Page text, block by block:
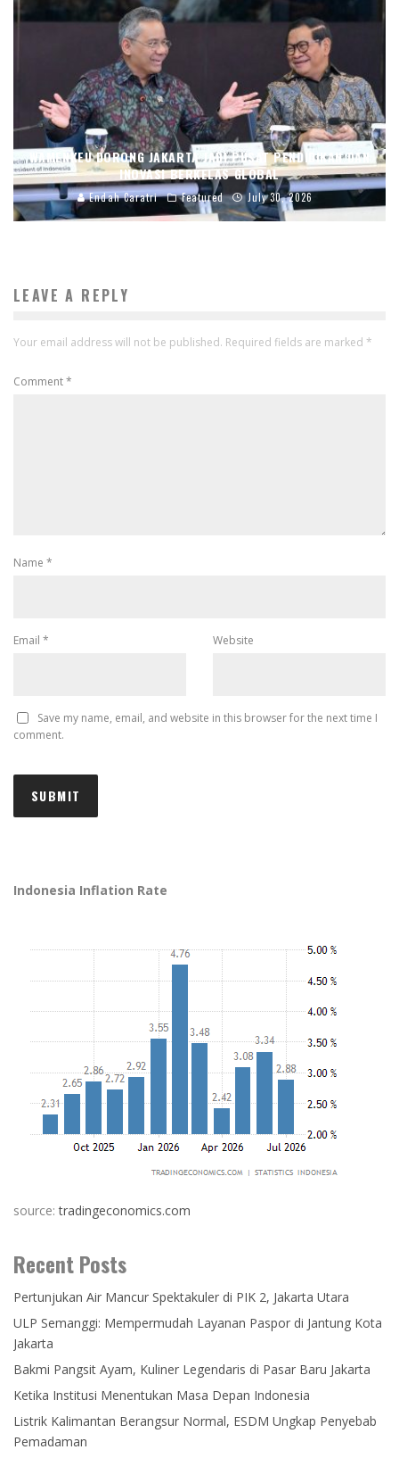
WAMENKEU DORONG JAKARTA JADI PUSAT PENDIDIKAN DAN
INOVASI BERKELAS GLOBAL
Endah Caratri Featured July 30, 2026
LEAVE A REPLY
Your email address will not be published. Required fields are marked *
Comment*
Name *
Email * Website
Save my name, email, and website in this browser for the next time I
comment.
Indonesia Inflation Rate
source:tradingeconomics.com
Recent Posts
Pertunjukan Air Mancur Spektakuler di PIK 2, Jakarta Utara
ULP Semanggi: Mempermudah Layanan Paspor di Jantung Kota
Jakarta
Bakmi Pangsit Ayam, Kuliner Legendaris di Pasar Baru Jakarta
Ketika Institusi Menentukan Masa Depan Indonesia
Listrik Kalimantan Berangsur Normal, ESDM Ungkap Penyebab
Pemadaman